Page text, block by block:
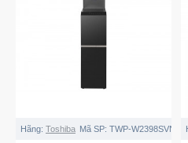
Hãng: Toshiba Mã SP: TWP-W2398SVN(M)